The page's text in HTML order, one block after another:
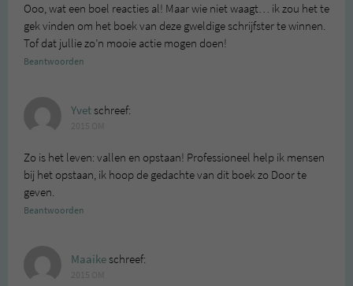
Ooo, wat een boel reacties al! Maar wie niet waagt… ik zou het te
gek vinden om het boek van deze gweldige schrijfster te winnen.
Tof dat jullie zo’n mooie actie mogen doen!
Beantwoorden
Yvetschreef:
Zo is het leven: vallen en opstaan! Professioneel help ik mensen
bij het opstaan, ik hoop de gedachte van dit boek zo Door te
geven.
Beantwoorden
Maaikeschreef: